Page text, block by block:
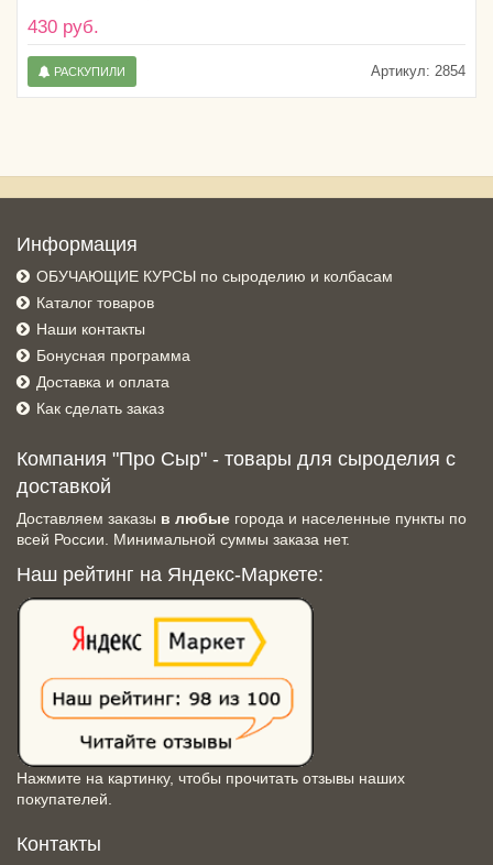
430 руб.
Артикул: 2854
РАСКУПИЛИ
Информация
ОБУЧАЮЩИЕ КУРСЫ по сыроделию и колбасам
Каталог товаров
Наши контакты
Бонусная программа
Доставка и оплата
Как сделать заказ
Компания "Про Сыр" - товары для сыроделия с
доставкой
Доставляем заказы в любые города и населенные пункты по
всей России. Минимальной суммы заказа нет.
Наш рейтинг на Яндекс-Маркете:
Нажмите на картинку, чтобы прочитать отзывы наших
покупателей.
Контакты